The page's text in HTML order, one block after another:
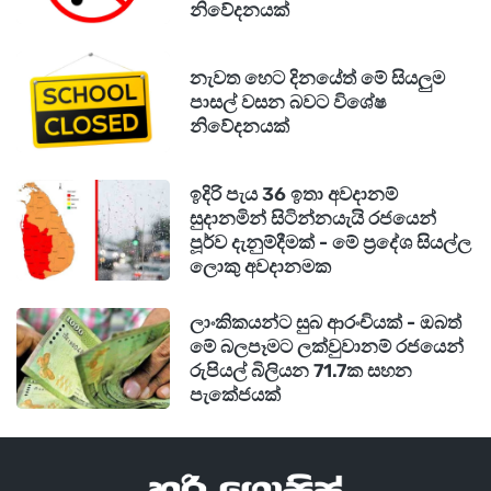
ක්‍රියාවකින් අපිට පාලනය කරන්න හෝ නියාමනය
කරන්න පුළුවන් දෙයක් නෙවෙයි. සමාජ මාධ්‍ය
තහනම් කිරීම පිළිබඳව විතරක් නෙවෙයි. අපි
ක්‍රියාමාර්ග ගණනාවක් ගැන කතා කරමින් ඉන්නවා.
අධ්‍යාපනය තුළත් වෙනත් අවස්ථාවලත් සමාජ මාධ්‍ය
භාවිතාව Digital Health කියන එක ගැන උපදෙස්
ලබා ගනිමින් අපේ රටට සුදුසුම ක්‍රියාමාර්ග මොනවාද
කියන එක ගැන අපි සාකච්ඡා කරමින් මේ අවුරුද්ද
තුළ කැබිනට් එකට ඉදිරිපත් කරන්න අපි සැලසුම්
කරලා තියෙන්නේ"
නිවේදනයක්
නැවත හෙට දිනයේත් මේ සියලුම
පාසල් වසන බවට විශේෂ
නිවේදනයක්
ඉදිරි පැය 36 ඉතා අවදානම්
සුදානමින් සිටින්නයැයි රජයෙන්
පූර්ව දැනුම්දීමක් - මේ ප්‍රදේශ සියල්ල
ලොකු අවදානමක
ලාංකිකයන්ට සුබ ආරංචියක් - ඔබත්
මේ බලපෑමට ලක්වුවානම් රජයෙන්
රුපියල් බිලියන 71.7ක සහන
පැකේජයක්